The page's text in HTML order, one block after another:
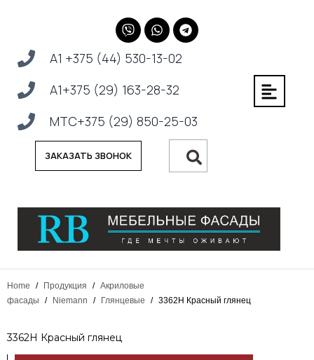
А1 +375 (44) 530-13-02
А1+375 (29) 163-28-32
МТС+375 (29) 850-25-03
ЗАКАЗАТЬ ЗВОНОК
Home / Продукция / Акриловые
фасады
/ Niemann / Глянцевые / 3362H Красный глянец
3362H Красный глянец